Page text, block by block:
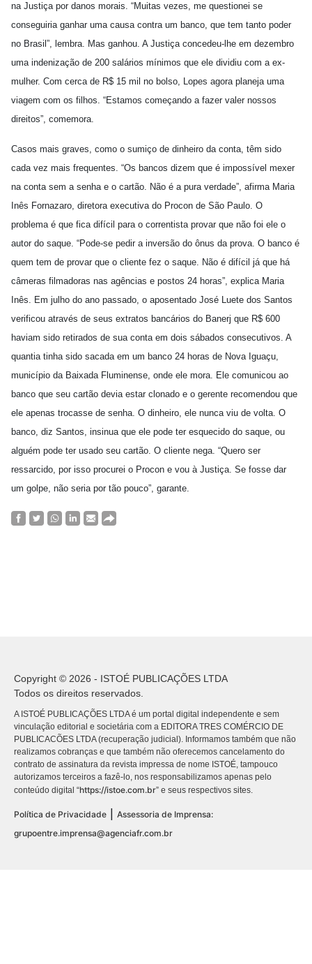
na Justiça por danos morais. “Muitas vezes, me questionei se
conseguiria ganhar uma causa contra um banco, que tem tanto poder
no Brasil”, lembra. Mas ganhou. A Justiça concedeu-lhe em dezembro
uma indenização de 200 salários mínimos que ele dividiu com a ex-
mulher. Com cerca de R$ 15 mil no bolso, Lopes agora planeja uma
viagem com os filhos. “Estamos começando a fazer valer nossos
direitos”, comemora.
Casos mais graves, como o sumiço de dinheiro da conta, têm sido
cada vez mais frequentes. “Os bancos dizem que é impossível mexer
na conta sem a senha e o cartão. Não é a pura verdade”, afirma Maria
Inês Fornazaro, diretora executiva do Procon de São Paulo. O
problema é que fica difícil para o correntista provar que não foi ele o
autor do saque. “Pode-se pedir a inversão do ônus da prova. O banco é
quem tem de provar que o cliente fez o saque. Não é difícil já que há
câmeras filmadoras nas agências e postos 24 horas”, explica Maria
Inês. Em julho do ano passado, o aposentado José Luete dos Santos
verificou através de seus extratos bancários do Banerj que R$ 600
haviam sido retirados de sua conta em dois sábados consecutivos. A
quantia tinha sido sacada em um banco 24 horas de Nova Iguaçu,
município da Baixada Fluminense, onde ele mora. Ele comunicou ao
banco que seu cartão devia estar clonado e o gerente recomendou que
ele apenas trocasse de senha. O dinheiro, ele nunca viu de volta. O
banco, diz Santos, insinua que ele pode ter esquecido do saque, ou
alguém pode ter usado seu cartão. O cliente nega. “Quero ser
ressarcido, por isso procurei o Procon e vou à Justiça. Se fosse dar
um golpe, não seria por tão pouco”, garante.
Copyright © 2026 - ISTOÉ PUBLICAÇÕES LTDA
Todos os direitos reservados.
A ISTOÉ PUBLICAÇÕES LTDA é um portal digital independente e sem
vinculação editorial e societária com a EDITORA TRES COMÉRCIO DE
PUBLICACÕES LTDA (recuperação judicial). Informamos também que não
realizamos cobranças e que também não oferecemos cancelamento do
contrato de assinatura da revista impressa de nome ISTOÉ, tampouco
autorizamos terceiros a fazê-lo, nos responsabilizamos apenas pelo
conteúdo digital “https://istoe.com.br” e seus respectivos sites.
Política de Privacidade
Assessoria de Imprensa:
grupoentre.imprensa@agenciafr.com.br